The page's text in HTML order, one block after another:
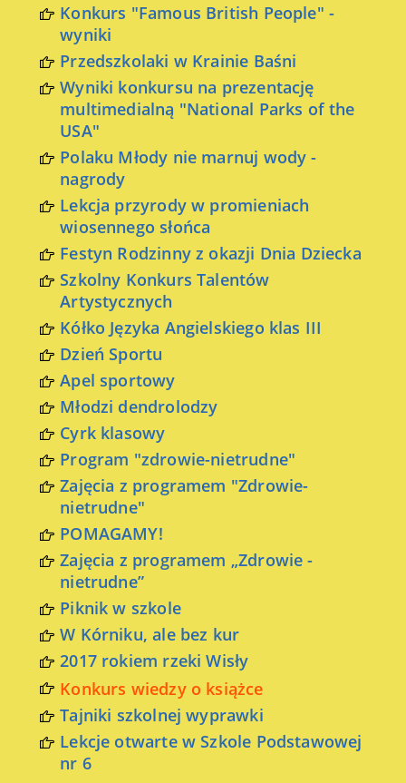
Konkurs "Famous British People" -
wyniki
Przedszkolaki w Krainie Baśni
Wyniki konkursu na prezentację
multimedialną "National Parks of the
USA"
Polaku Młody nie marnuj wody -
nagrody
Lekcja przyrody w promieniach
wiosennego słońca
Festyn Rodzinny z okazji Dnia Dziecka
Szkolny Konkurs Talentów
Artystycznych
Kółko Języka Angielskiego klas III
Dzień Sportu
Apel sportowy
Młodzi dendrolodzy
Cyrk klasowy
Program "zdrowie-nietrudne"
Zajęcia z programem "Zdrowie-
nietrudne"
POMAGAMY!
Zajęcia z programem „Zdrowie -
nietrudne”
Piknik w szkole
W Kórniku, ale bez kur
2017 rokiem rzeki Wisły
Konkurs wiedzy o książce
Tajniki szkolnej wyprawki
Lekcje otwarte w Szkole Podstawowej
nr 6